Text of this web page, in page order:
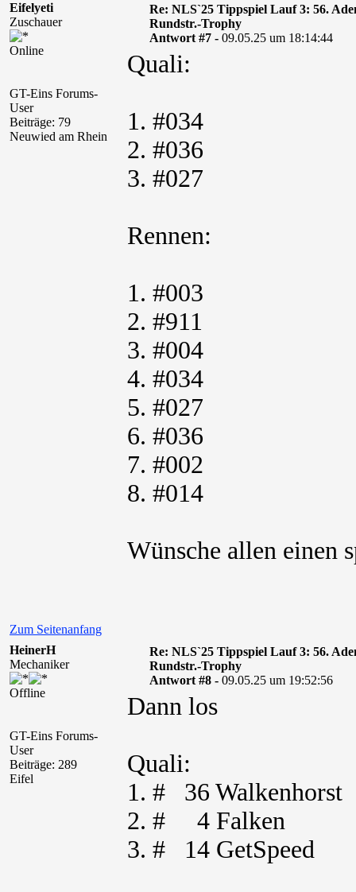
Eifelyeti
Zuschauer
Online
GT-Eins Forums-
User
Beiträge: 79
Neuwied am Rhein
Re: NLS`25 Tippspiel Lauf 3: 56.
Rundstr.-Trophy
Antwort #7 - 09.05.25 um 18:14:44
Quali:
1. #034
2. #036
3. #027
Rennen:
1. #003
2. #911
3. #004
4. #034
5. #027
6. #036
7. #002
8. #014
Wünsche allen einen
Zum Seitenanfang
HeinerH
Mechaniker
Offline
GT-Eins Forums-
User
Beiträge: 289
Eifel
Re: NLS`25 Tippspiel Lauf 3: 56.
Rundstr.-Trophy
Antwort #8 - 09.05.25 um 19:52:56
Dann los
Quali:
1. # 36 Walkenhorst
2. # 4 Falken
3. # 14 GetSpeed